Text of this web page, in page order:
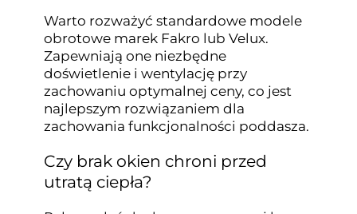
Warto rozważyć standardowe modele
obrotowe marek Fakro lub Velux.
Zapewniają one niezbędne
doświetlenie i wentylację przy
zachowaniu optymalnej ceny, co jest
najlepszym rozwiązaniem dla
zachowania funkcjonalności poddasza.
Czy brak okien chroni przed
utratą ciepła?